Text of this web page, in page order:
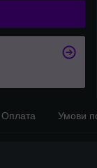
Оплата Умови